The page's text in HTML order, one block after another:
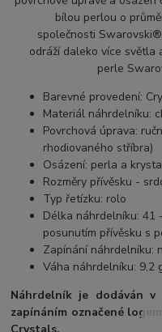
bílou perlou o
společnosti
odráží daleko více světla
perle
Barevné provedení:
Materiál náhrdelníku:
Povrchová úprava:
rhodiovaného stříbra)
Osázení: perla a
Rozměry přívěsku -
Typ řetízku: rolo
Délka náhrdelníku: 41
posunutím přívěsku s
Zapínání náhrdelníku:
Váha náhrdelníku: 9,2
Náhrdelník je dodáván v
zapínáním označené
Crystals.